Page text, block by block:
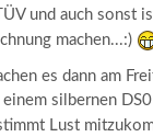
und auch sonst
machen...:)
es dann am
silbernen
Lust